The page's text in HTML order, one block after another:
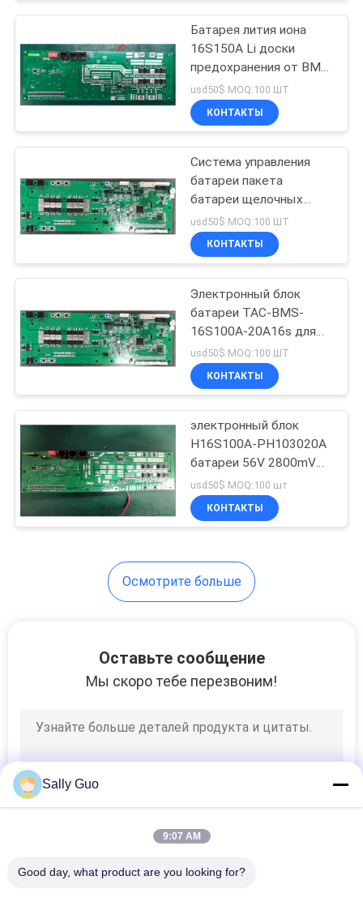
LiSOCl2 батарея
аккумуляторная
батарея 12В
энергопотреблением
система хранения
солнечной
энергии
система
энергии батареи
Система
накопления
энергии Ess
Батарея лития иона
16S150A Li доски
предохранения от BMS
для контрольного
оборудования
usd50$ MOQ:100 ШТ
КОНТАКТЫ
Система управления
батареи пакета
батареи щелочных
аккумуляторов RS485
BMS-16S200A-20A
usd50$ MOQ:100 ШТ
КОНТАКТЫ
Электронный блок
батареи TAC-BMS-
16S100A-20A16s для
18650 влажности
хранения блока батарей
-20-75℃
usd50$ MOQ:100 ШТ
КОНТАКТЫ
электронный блок
H16S100A-PH103020A
батареи 56V 2800mV
BMS
usd50$ MOQ:100 шт
КОНТАКТЫ
Осмотрите больше
Оставьте сообщение
Мы скоро тебе перезвоним!
Sally Guo
9:07 AM
Good day, what product are you looking for?